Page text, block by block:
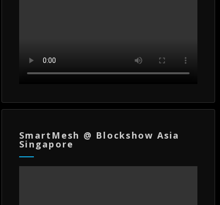
SmartMesh @ Blockshow Asia
Singapore